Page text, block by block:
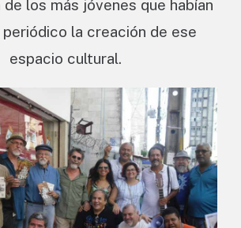
los más jóvenes que habían
la creación de ese
espacio cultural.